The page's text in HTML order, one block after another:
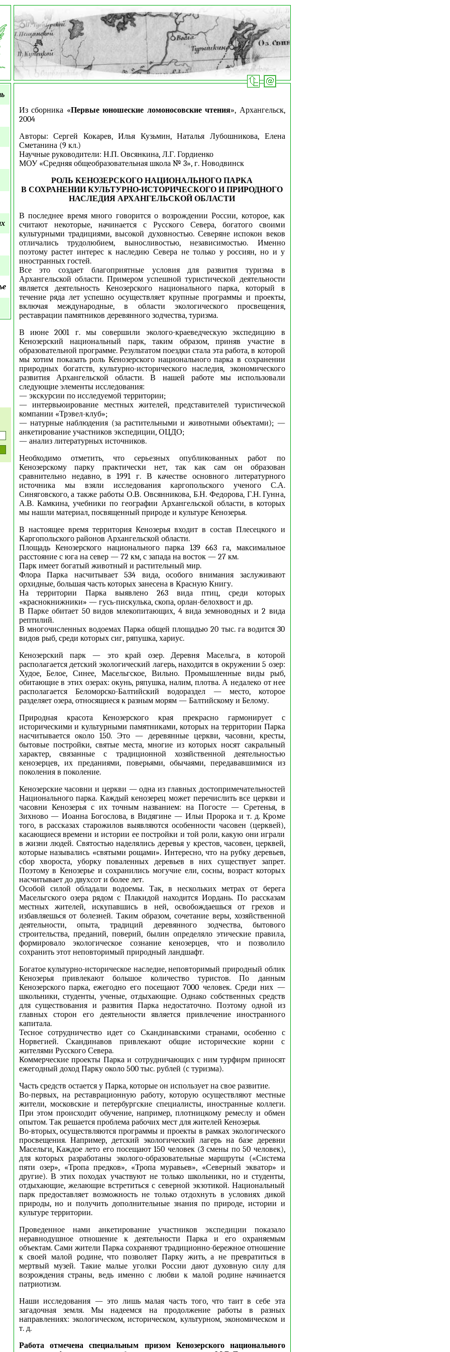
Из сборника «Первые юношеские ломоносовские чтения», Архангельск,
2004
Авторы: Сергей Кокарев, Илья Кузьмин, Наталья Лубошникова, Елена
Сметанина (9 кл.)
Научные руководители: Н.П. Овсянкина, Л.Г. Гордиенко
МОУ «Средняя общеобразовательная школа № 3», г. Новодвинск
РОЛЬ КЕНОЗЕРСКОГО НАЦИОНАЛЬНОГО ПАРКА
В СОХРАНЕНИИ КУЛЬТУРНО-ИСТОРИЧЕСКОГО И ПРИРОДНОГО
НАСЛЕДИЯ АРХАНГЕЛЬСКОЙ ОБЛАСТИ
В последнее время много говорится о возрождении России, которое, как
считают некоторые, начинается с Русского Севера, богатого своими
культурными традициями, высокой духовностью. Северяне испокон веков
отличались трудолюбием, выносливостью, независимостью. Именно
поэтому растет интерес к наследию Севера не только у россиян, но и у
иностранных гостей.
Все это создает благоприятные условия для развития туризма в
Архангельской области. Примером успешной туристической деятельности
является деятельность Кенозерского национального парка, который в
течение ряда лет успешно осуществляет крупные программы и проекты,
включая международные, в области экологического просвещения,
реставрации памятников деревянного зодчества, туризма.
В июне 2001 г. мы совершили эколого-краеведческую экспедицию в
Кенозерский национальный парк, таким образом, приняв участие в
образовательной программе. Результатом поездки стала эта работа, в которой
мы хотим показать роль Кенозерского национального парка в сохранении
природных богатств, культурно-исторического наследия, экономического
развития Архангельской области. В нашей работе мы использовали
следующие элементы исследования:
— экскурсии по исследуемой территории;
— интервьюирование местных жителей, представителей туристической
компании «Трэвел-клуб»;
— натурные наблюдения (за растительными и животными объектами); —
анкетирование участников экспедиции, ОЦДО;
— анализ литературных источников.
Необходимо отметить, что серьезных опубликованных работ по
Кенозерскому парку практически нет, так как сам он образован
сравнительно недавно, в 1991 г. В качестве основного литературного
источника мы взяли исследования каргопольского ученого С.А.
Синяговского, а также работы О.В. Овсянникова, Б.Н. Федорова, Г.Н. Гунна,
А.В. Камкина, учебники по географии Архангельской области, в которых
мы нашли материал, посвященный природе и культуре Кенозерья.
В настоящее время территория Кенозерья входит в состав Плесецкого и
Каргопольского районов Архангельской области.
Площадь Кенозерского национального парка 139 663 га, максимальное
расстояние с юга на север — 72 км, с запада на восток — 27 км.
Парк имеет богатый животный и растительный мир.
Флора Парка насчитывает 534 вида, особого внимания заслуживают
орхидные, большая часть которых занесена в Красную Книгу.
На территории Парка выявлено 263 вида птиц, среди которых
«краснокнижники» — гусь-пискулька, скопа, орлан-белохвост и др.
В Парке обитает 50 видов млекопитающих, 4 вида земноводных и 2 вида
рептилий.
В многочисленных водоемах Парка общей площадью 20 тыс. га водится 30
видов рыб, среди которых сиг, ряпушка, хариус.
Кенозерский парк — это край озер. Деревня Масельга, в которой
располагается детский экологический лагерь, находится в окружении 5 озер:
Худое, Белое, Синее, Масельгское, Вильно. Промышленные виды рыб,
обитающие в этих озерах: окунь, ряпушка, налим, плотва. А недалеко от нее
располагается Беломорско-Балтийский водораздел — место, которое
разделяет озера, относящиеся к разным морям — Балтийскому и Белому.
Природная красота Кенозерского края прекрасно гармонирует с
историческими и культурными памятниками, которых на территории Парка
насчитывается около 150. Это — деревянные церкви, часовни, кресты,
бытовые постройки, святые места, многие из которых носят сакральный
характер, связанные с традиционной хозяйственной деятельностью
кенозерцев, их преданиями, поверьями, обычаями, передававшимися из
поколения в поколение.
Кенозерские часовни и церкви — одна из главных достопримечательностей
Национального парка. Каждый кенозерец может перечислить все церкви и
часовни Кенозерья с их точным названием: на Погосте — Сретенья, в
Зихново — Иоанна Богослова, в Видягине — Ильи Пророка и т. д. Кроме
того, в рассказах старожилов выявляются особенности часовен (церквей),
касающиеся времени и истории ее постройки и той роли, какую они играли
в жизни людей. Святостью наделялись деревья у крестов, часовен, церквей,
которые назывались «святыми рощами». Интересно, что на рубку деревьев,
сбор хвороста, уборку поваленных деревьев в них существует запрет.
Поэтому в Кенозерье и сохранились могучие ели, сосны, возраст которых
насчитывает до двухсот и более лет.
Особой силой обладали водоемы. Так, в нескольких метрах от берега
Масельгского озера рядом с Плакидой находится Иордань. По рассказам
местных жителей, искупавшись в ней, освобождаешься от грехов и
избавляешься от болезней. Таким образом, сочетание веры, хозяйственной
деятельности, опыта, традиций деревянного зодчества, бытового
строительства, преданий, поверий, былин определяло этические правила,
формировало экологическое сознание кенозерцев, что и позволило
сохранить этот неповторимый природный ландшафт.
Богатое культурно-историческое наследие, неповторимый природный облик
Кенозерья привлекают большое количество туристов. По данным
Кенозерского парка, ежегодно его посещают 7000 человек. Среди них —
школьники, студенты, ученые, отдыхающие. Однако собственных средств
для существования и развития Парка недостаточно. Поэтому одной из
главных сторон его деятельности является привлечение иностранного
капитала.
Тесное сотрудничество идет со Скандинавскими странами, особенно с
Норвегией. Скандинавов привлекают общие исторические корни с
жителями Русского Севера.
Коммерческие проекты Парка и сотрудничающих с ним турфирм приносят
ежегодный доход Парку около 500 тыс. рублей (с туризма).
Часть средств остается у Парка, которые он использует на свое развитие.
Во-первых, на реставрационную работу, которую осуществляют местные
жители, московские и петербургские специалисты, иностранные коллеги.
При этом происходит обучение, например, плотницкому ремеслу и обмен
опытом. Так решается проблема рабочих мест для жителей Кенозерья.
Во-вторых, осуществляются программы и проекты в рамках экологического
просвещения. Например, детский экологический лагерь на базе деревни
Масельги, Каждое лето его посещают 150 человек (3 смены по 50 человек),
для которых разработаны эколого-образовательные маршруты («Система
пяти озер», «Тропа предков», «Тропа муравьев», «Северный экватор» и
другие). В этих походах участвуют не только школьники, но и студенты,
отдыхающие, желающие встретиться с северной экзотикой. Национальный
парк предоставляет возможность не только отдохнуть в условиях дикой
природы, но и получить дополнительные знания по природе, истории и
культуре территории.
Проведенное нами анкетирование участников экспедиции показало
неравнодушное отношение к деятельности Парка и его охраняемым
объектам. Сами жители Парка сохраняют традиционно-бережное отношение
к своей малой родине, что позволяет Парку жить, а не превратиться в
мертвый музей. Такие малые уголки России дают духовную силу для
возрождения страны, ведь именно с любви к малой родине начинается
патриотизм.
Наши исследования — это лишь малая часть того, что таит в себе эта
загадочная земля. Мы надеемся на продолжение работы в разных
направлениях: экологическом, историческом, культурном, экономическом и
т. д.
Работа отмечена специальным призом Кенозерского национального